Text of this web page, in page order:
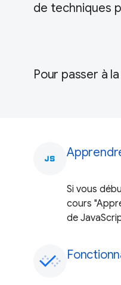
de techniques
Pour passer à
javascript
Si vous
cours
de